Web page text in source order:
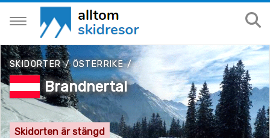
SKIDORTER/ÖSTERRIKE/
Brandnertal
Skidorten är stängd